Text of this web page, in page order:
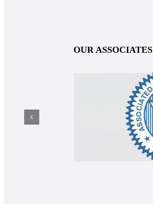
OUR ASSOCIATES